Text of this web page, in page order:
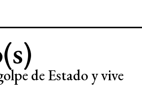
de Estado y vive